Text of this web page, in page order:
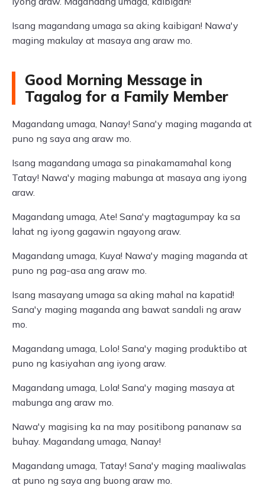
Isang magandang umaga sa aking kaibigan! Nawa'y
maging makulay at masaya ang araw mo.
Good Morning Message in
Tagalog for a Family Member
Magandang umaga, Nanay! Sana'y maging maganda at
puno ng saya ang araw mo.
Isang magandang umaga sa pinakamamahal kong
Tatay! Nawa'y maging mabunga at masaya ang iyong
araw.
Magandang umaga, Ate! Sana'y magtagumpay ka sa
lahat ng iyong gagawin ngayong araw.
Magandang umaga, Kuya! Nawa'y maging maganda at
puno ng pag-asa ang araw mo.
Isang masayang umaga sa aking mahal na kapatid!
Sana'y maging maganda ang bawat sandali ng araw
mo.
Magandang umaga, Lolo! Sana'y maging produktibo at
puno ng kasiyahan ang iyong araw.
Magandang umaga, Lola! Sana'y maging masaya at
mabunga ang araw mo.
Nawa'y magising ka na may positibong pananaw sa
buhay. Magandang umaga, Nanay!
Magandang umaga, Tatay! Sana'y maging maaliwalas
at puno ng saya ang buong araw mo.